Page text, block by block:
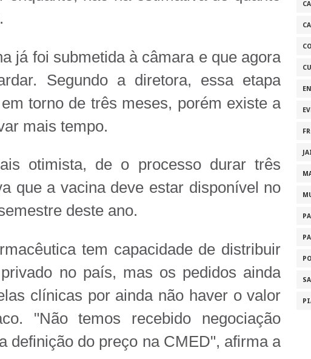
já foi submetida à câmara e que agora
Segundo a diretora, essa etapa
torno de três meses, porém existe a
mais tempo.
otimista, de o processo durar três
que a vacina deve estar disponível no
deste ano.
tem capacidade de distribuir
no país, mas os pedidos ainda
clínicas por ainda não haver o valor
"Não temos recebido negociação
definição do preço na CMED", afirma a